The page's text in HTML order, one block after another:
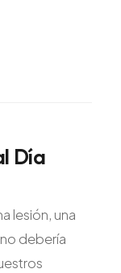
Día
lesión, una
debería